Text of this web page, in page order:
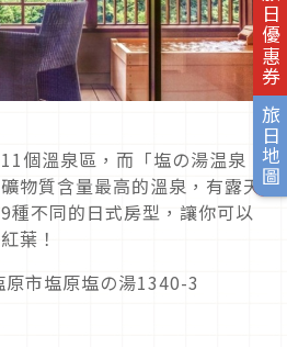
旅日優惠券
旅日地圖
個溫泉區，而「塩の湯温泉
物質含量最高的溫泉，有露天
種不同的日式房型，讓你可以
葉！
市塩原塩の湯1340-3